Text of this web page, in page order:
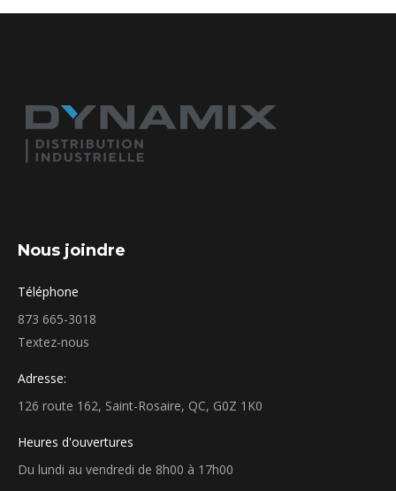
Nous joindre
Téléphone
873 665-3018
Textez-nous
Adresse:
126 route 162, Saint-Rosaire, QC, G0Z 1K0
Heures d'ouvertures
Du lundi au vendredi de 8h00 à 17h00